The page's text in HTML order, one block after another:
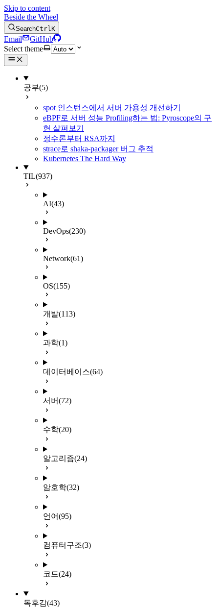
Skip to content
Beside the Wheel
SearchCtrlK
Email
GitHub
Select theme
공부(5)
spot 인스턴스에서 서버 가용성 개선하기
eBPF로 서버 성능 Profiling하는 법: Pyroscope의 구
현 살펴보기
정수론부터 RSA까지
strace로 shaka-packager 버그 추적
Kubernetes The Hard Way
TIL(937)
AI(43)
DevOps(230)
Network(61)
OS(155)
개발(113)
과학(1)
데이터베이스(64)
서버(72)
수학(20)
알고리즘(24)
암호학(32)
언어(95)
컴퓨터구조(3)
코드(24)
독후감(43)